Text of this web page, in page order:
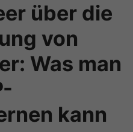
über die
von
Was man
kann